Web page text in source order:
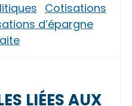
Cotisations
d’épargne
LIÉES AUX